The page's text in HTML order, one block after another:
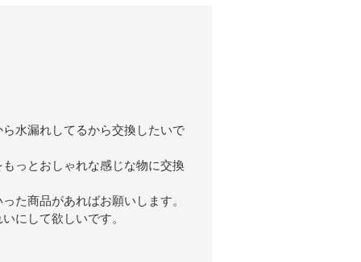
水漏れしてるから交換したいで
っとおしゃれな感じな物に交換
た商品があればお願いします。
にして欲しいです。